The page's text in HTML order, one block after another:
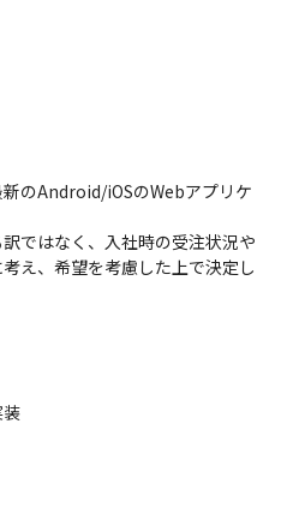
のAndroid/iOSのWebアプリケ
ではなく、入社時の受注状況や
え、希望を考慮した上で決定し